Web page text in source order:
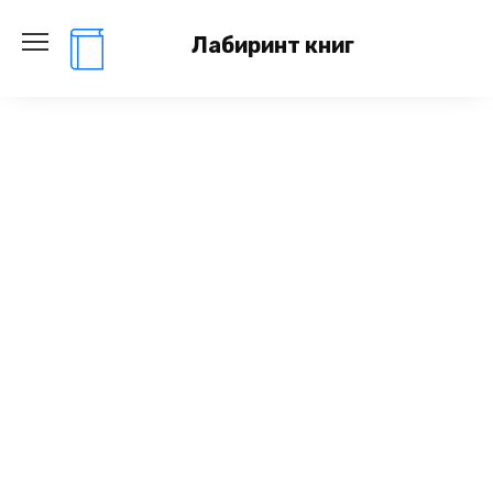
содержанию
Лабиринт книг